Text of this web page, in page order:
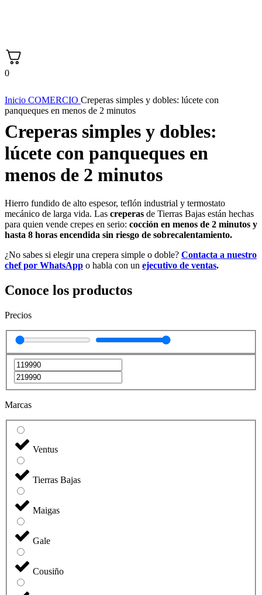
0
Inicio COMERCIO Creperas simples y dobles: lúcete con
panqueques en menos de 2 minutos
Creperas simples y dobles:
lúcete con panqueques en
menos de 2 minutos
Hierro fundido de alto espesor, teflón industrial y termostato
mecánico de larga vida. Las creperas de Tierras Bajas están hechas
para quien vende crepes en serio: cocción en menos de 2 minutos y
hasta 8 horas encendida sin riesgo de sobrecalentamiento.
¿No sabes si elegir una crepera simple o doble? Contacta a nuestro
chef por WhatsApp o habla con un ejecutivo de ventas.
Conoce los productos
Precios
Marcas
Ventus
Tierras Bajas
Maigas
Gale
Cousiño